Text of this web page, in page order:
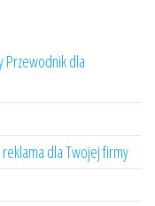
Przewodnik dla
dla Twojej firmy